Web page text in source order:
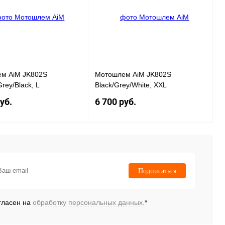
Под заказ В избранное Под заказ
AiM JK802S
Black, L
1 клик
Мотошлем AiM JK802S
Black/Grey/White, XXL
6 700 руб.
Купить в 1 клик
К
сравнению
Подписаться
на обработку персональных данных. *